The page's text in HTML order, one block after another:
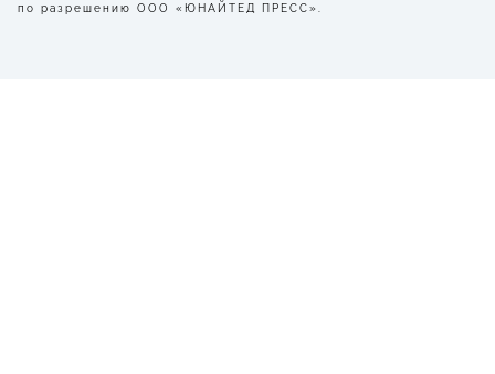
по разрешению ООО «ЮНАЙТЕД ПРЕСС».